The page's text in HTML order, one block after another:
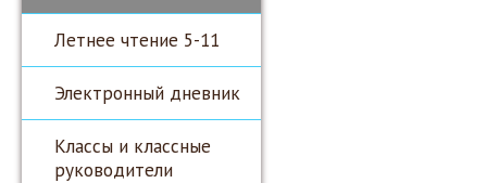
Летнее чтение 5-11
Электронный дневник
Классы и классные
руководители